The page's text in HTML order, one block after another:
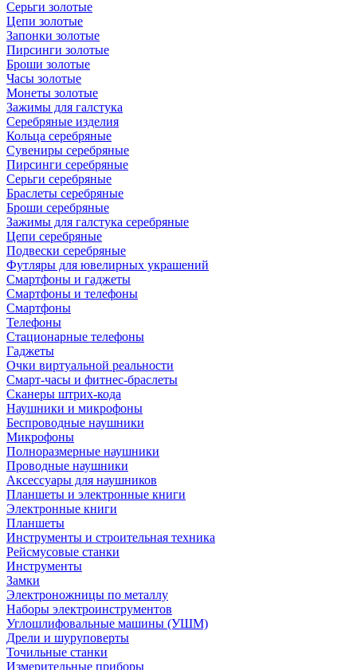
Серьги золотые
Цепи золотые
Запонки золотые
Пирсинги золотые
Броши золотые
Часы золотые
Монеты золотые
Зажимы для галстука
Серебряные изделия
Кольца серебряные
Сувениры серебряные
Пирсинги серебряные
Серьги серебряные
Браслеты серебряные
Броши серебряные
Зажимы для галстука серебряные
Цепи серебряные
Подвески серебряные
Футляры для ювелирных украшений
Смартфоны и гаджеты
Смартфоны и телефоны
Смартфоны
Телефоны
Стационарные телефоны
Гаджеты
Очки виртуальной реальности
Смарт-часы и фитнес-браслеты
Сканеры штрих-кода
Наушники и микрофоны
Беспроводные наушники
Микрофоны
Полноразмерные наушники
Проводные наушники
Аксессуары для наушников
Планшеты и электронные книги
Электронные книги
Планшеты
Инструменты и строительная техника
Рейсмусовые станки
Инструменты
Замки
Электроножницы по металлу
Наборы электроинструментов
Углошлифовальные машины (УШМ)
Дрели и шуруповерты
Точильные станки
Измерительные приборы